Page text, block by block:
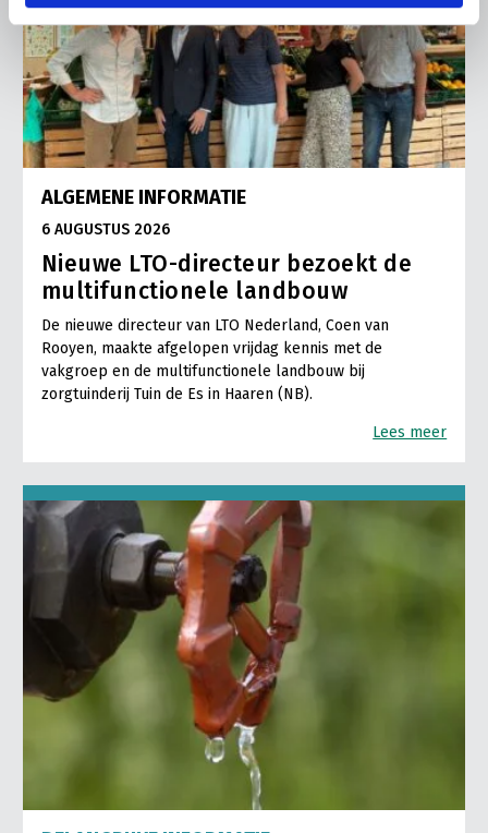
ALGEMENE INFORMATIE
6 AUGUSTUS 2026
Nieuwe LTO-directeur bezoekt de
multifunctionele landbouw
De nieuwe directeur van LTO Nederland, Coen van
Rooyen, maakte afgelopen vrijdag kennis met de
vakgroep en de multifunctionele landbouw bij
zorgtuinderij Tuin de Es in Haaren (NB).
Lees meer